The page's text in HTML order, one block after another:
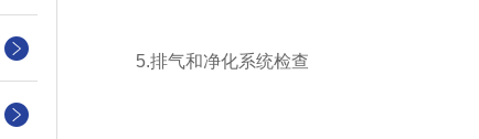
5.排气和净化系统检查